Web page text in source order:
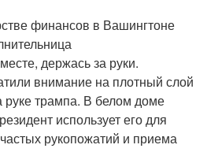
финансов в Вашингтоне
держась за руки.
внимание на плотный слой
руке трампа. В белом доме
использует его для
рукопожатий и приема